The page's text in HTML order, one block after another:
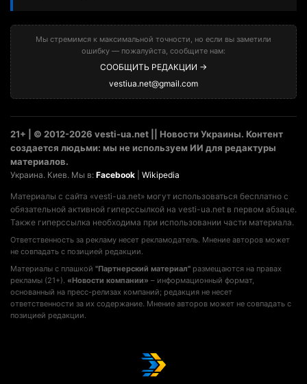
Мы стремимся к максимальной точности, но если вы заметили
ошибку — пожалуйста, сообщите нам:
СООБЩИТЬ РЕДАКЦИИ →
vestiua.net@gmail.com
21+ | © 2012-2026 vesti-ua.net || Новости Украины. Контент
создается людьми: мы не используем ИИ для редактуры
материалов.
Украина. Киев. Мы в: Facebook Wikipedia
Материалы с сайта «vesti-ua.net» могут использоваться бесплатно с
обязательной активной гиперссылкой на vesti-ua.net в первом абзаце.
Также гиперссылка необходима при использовании части материала.
Ответственность за рекламу несет рекламодатель. Мнение авторов может
не совпадать с позицией редакции.
Материалы с плашкой "Партнерский материал" размещаются на правах
рекламы (21+). «Новости компании» – информационный формат,
основанный на пресс-релизах компаний; редакция не несет
ответственности за их содержание. Мнение авторов может не совпадать с
позицией редакции.